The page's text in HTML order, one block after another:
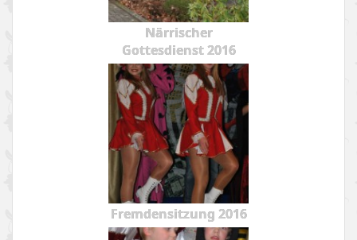
Närrischer
Gottesdienst 2016
Fremdensitzung 2016